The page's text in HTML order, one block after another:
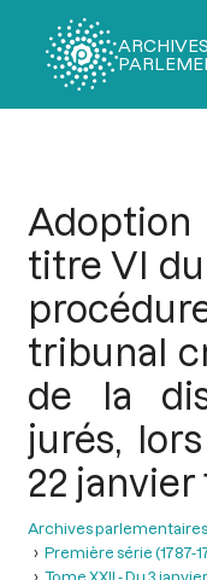
ARCHIVES
titre VI
tribunal
de la
jurés,
22 janvier
Archives
Première série (1787-
Tome XXII - Du 3